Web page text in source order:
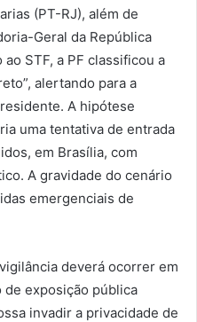
(PT-RJ), além de
Geral da República
STF, a PF classificou a
alertando para a
A hipótese
uma tentativa de entrada
em Brasília, com
A gravidade do cenário
emergenciais de
deverá ocorrer em
exposição pública
invadir a privacidade de